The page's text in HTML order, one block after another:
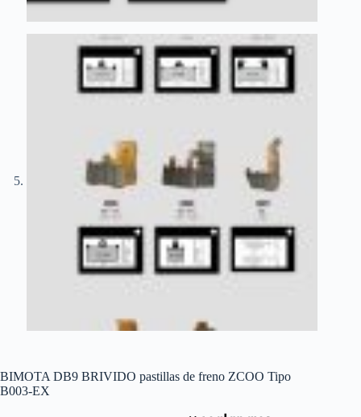
BIMOTA DB9 BRIVIDO pastillas de freno ZCOO Tipo
B003-EX